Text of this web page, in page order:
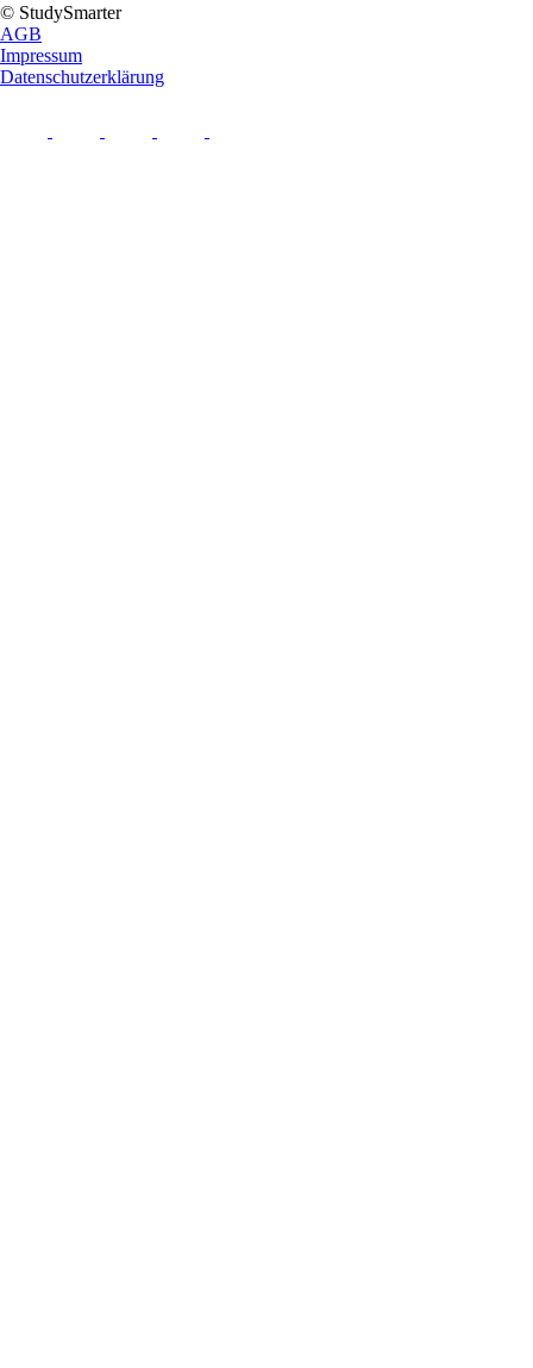
© StudySmarter
AGB
Impressum
Datenschutzerklärung